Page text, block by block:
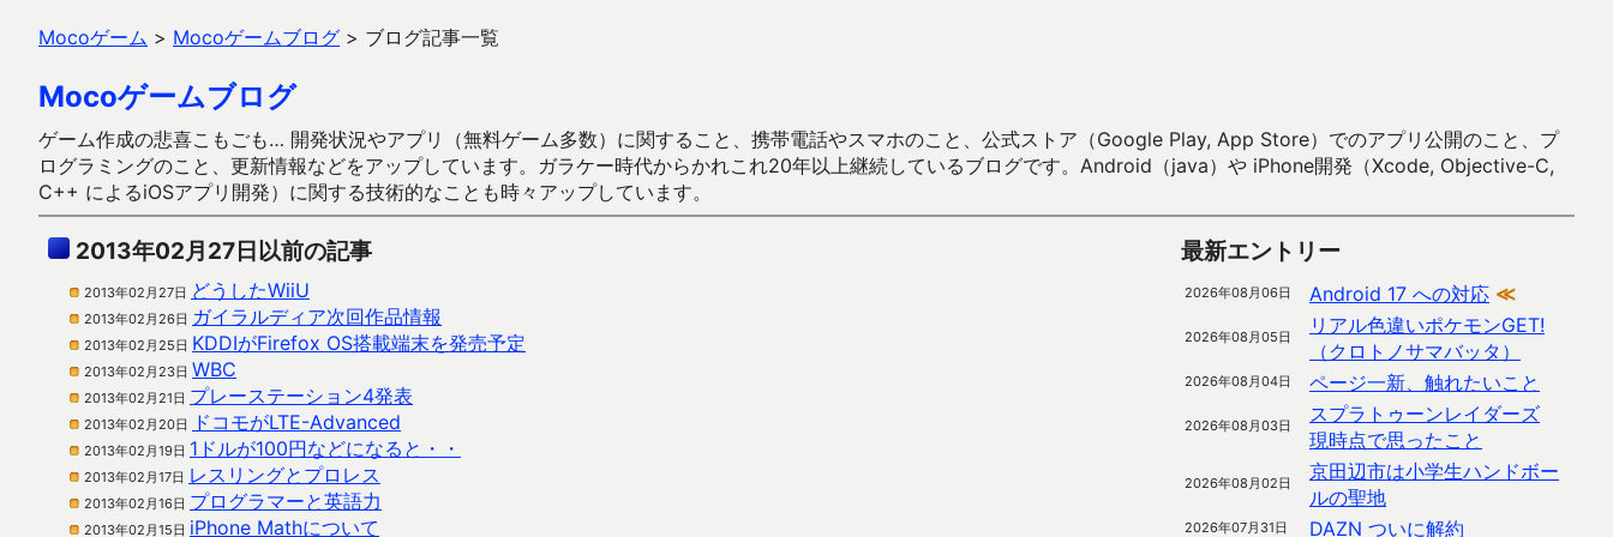
Mocoゲーム > Mocoゲームブログ > ブログ記事一覧
Mocoゲームブログ
ゲーム作成の悲喜こもごも… 開発状況やアプリ（無料ゲーム多数）に関すること、携帯電話やスマホのこと、公式ストア（Google Play, App Store）でのアプリ公開のこと、プ
ログラミングのこと、更新情報などをアップしています。ガラケー時代からかれこれ20年以上継続しているブログです。Android（java）や iPhone開発（Xcode, Objective-C,
C++ によるiOSアプリ開発）に関する技術的なことも時々アップしています。
2013年02月27日以前の記事
2013年02月27日 どうしたWiiU
2013年02月26日 ガイラルディア次回作品情報
2013年02月25日 KDDIがFirefox OS搭載端末を発売予定
2013年02月23日 WBC
2013年02月21日 プレーステーション4発表
2013年02月20日 ドコモがLTE-Advanced
2013年02月19日 1ドルが100円などになると・・
2013年02月17日 レスリングとプロレス
2013年02月16日 プログラマーと英語力
2013年02月15日 iPhone Mathについて
最新エントリー
2026年08月06日 Android 17 への対応 ≪
2026年08月05日
リアル色違いポケモンGET!
（クロトノサマバッタ）
2026年08月04日 ページ一新、触れたいこと
2026年08月03日
スプラトゥーンレイダーズ
現時点で思ったこと
2026年08月02日
京田辺市は小学生ハンドボー
ルの聖地
2026年07月31日 DAZN ついに解約